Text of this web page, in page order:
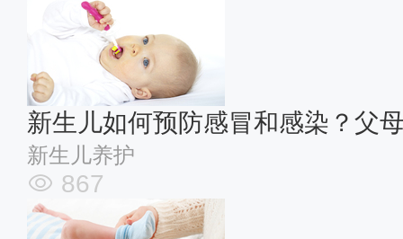
新生儿如何预防感冒和感染？父
新生儿养护
867